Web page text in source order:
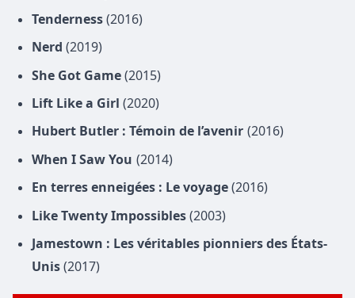
Tenderness (2016)
Nerd (2019)
She Got Game (2015)
Lift Like a Girl (2020)
Hubert Butler : Témoin de l’avenir (2016)
When I Saw You (2014)
En terres enneigées : Le voyage (2016)
Like Twenty Impossibles (2003)
Jamestown : Les véritables pionniers des États-
Unis (2017)